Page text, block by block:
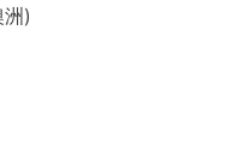
)